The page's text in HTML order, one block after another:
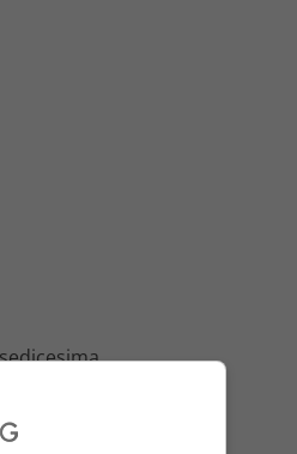
rito prima
la